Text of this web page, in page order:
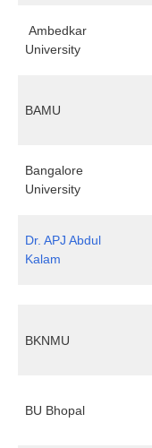
Ambedkar
University
BAMU
Bangalore
University
Dr. APJ Abdul
Kalam
BKNMU
BU Bhopal